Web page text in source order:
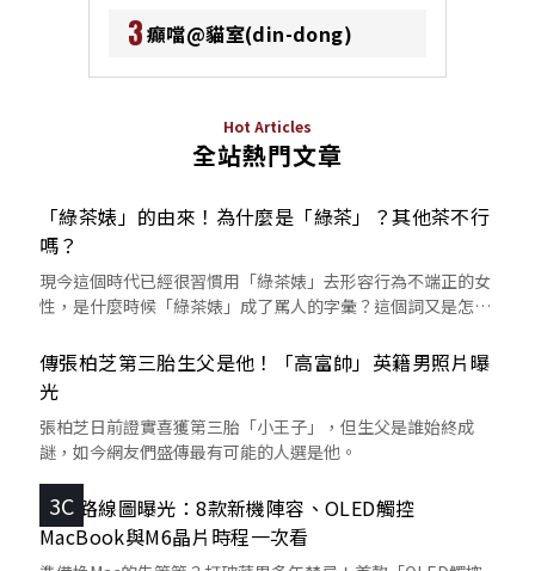
3癲噹@貓室(din-dong)
Hot Articles
全站熱門文章
「綠茶婊」的由來！為什麼是「綠茶」？其他茶不行
嗎？
現今這個時代已經很習慣用「綠茶婊」去形容行為不端正的女
性，是什麼時候「綠茶婊」成了罵人的字彙？這個詞又是怎麼
傳張柏芝第三胎生父是他！「高富帥」英籍男照片曝
光
張柏芝日前證實喜獲第三胎「小王子」，但生父是誰始終成
謎，如今網友們盛傳最有可能的人選是他。
3C
蘋果路線圖曝光：8款新機陣容、OLED觸控
MacBook與M6晶片時程一次看